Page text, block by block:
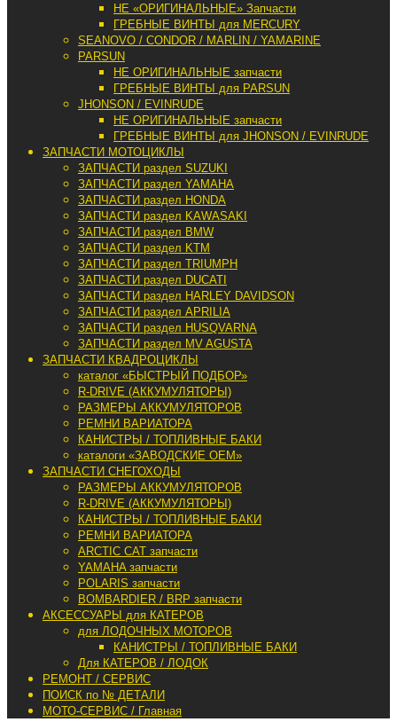
НЕ «ОРИГИНАЛЬНЫЕ» Запчасти
ГРЕБНЫЕ ВИНТЫ для MERCURY
SEANOVO / CONDOR / MARLIN / YAMARINE
PARSUN
НЕ ОРИГИНАЛЬНЫЕ запчасти
ГРЕБНЫЕ ВИНТЫ для PARSUN
JHONSON / EVINRUDE
НЕ ОРИГИНАЛЬНЫЕ запчасти
ГРЕБНЫЕ ВИНТЫ для JHONSON / EVINRUDE
ЗАПЧАСТИ МОТОЦИКЛЫ
ЗАПЧАСТИ раздел SUZUKI
ЗАПЧАСТИ раздел YAMAHA
ЗАПЧАСТИ раздел HONDA
ЗАПЧАСТИ раздел KAWASAKI
ЗАПЧАСТИ раздел BMW
ЗАПЧАСТИ раздел KTM
ЗАПЧАСТИ раздел TRIUMPH
ЗАПЧАСТИ раздел DUCATI
ЗАПЧАСТИ раздел HARLEY DAVIDSON
ЗАПЧАСТИ раздел APRILIA
ЗАПЧАСТИ раздел HUSQVARNA
ЗАПЧАСТИ раздел MV AGUSTA
ЗАПЧАСТИ КВАДРОЦИКЛЫ
каталог «БЫСТРЫЙ ПОДБОР»
R-DRIVE (АККУМУЛЯТОРЫ)
РАЗМЕРЫ АККУМУЛЯТОРОВ
РЕМНИ ВАРИАТОРА
КАНИСТРЫ / ТОПЛИВНЫЕ БАКИ
каталоги «ЗАВОДСКИЕ OEM»
ЗАПЧАСТИ СНЕГОХОДЫ
РАЗМЕРЫ АККУМУЛЯТОРОВ
R-DRIVE (АККУМУЛЯТОРЫ)
КАНИСТРЫ / ТОПЛИВНЫЕ БАКИ
РЕМНИ ВАРИАТОРА
ARCTIC CAT запчасти
YAMAHA запчасти
POLARIS запчасти
BOMBARDIER / BRP запчасти
АКСЕССУАРЫ для КАТЕРОВ
для ЛОДОЧНЫХ МОТОРОВ
КАНИСТРЫ / ТОПЛИВНЫЕ БАКИ
Для КАТЕРОВ / ЛОДОК
РЕМОНТ / СЕРВИС
ПОИСК по № ДЕТАЛИ
МОТО-СЕРВИС / Главная